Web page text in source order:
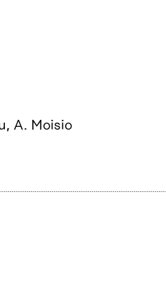
A. Moisio